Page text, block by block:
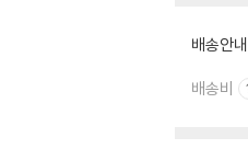
배송안내
배송비